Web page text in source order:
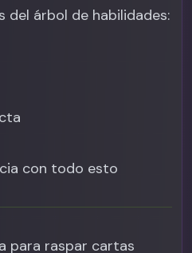
árbol de habilidades:
con todo esto
para raspar cartas